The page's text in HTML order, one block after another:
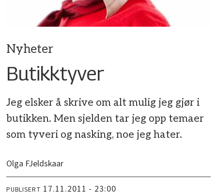
Nyheter
Butikktyver
Jeg elsker å skrive om alt mulig jeg gjør i
butikken. Men sjelden tar jeg opp temaer
som tyveri og nasking, noe jeg hater.
Olga FJeldskaar
PUBLISERT 17.11.2011 - 23:00